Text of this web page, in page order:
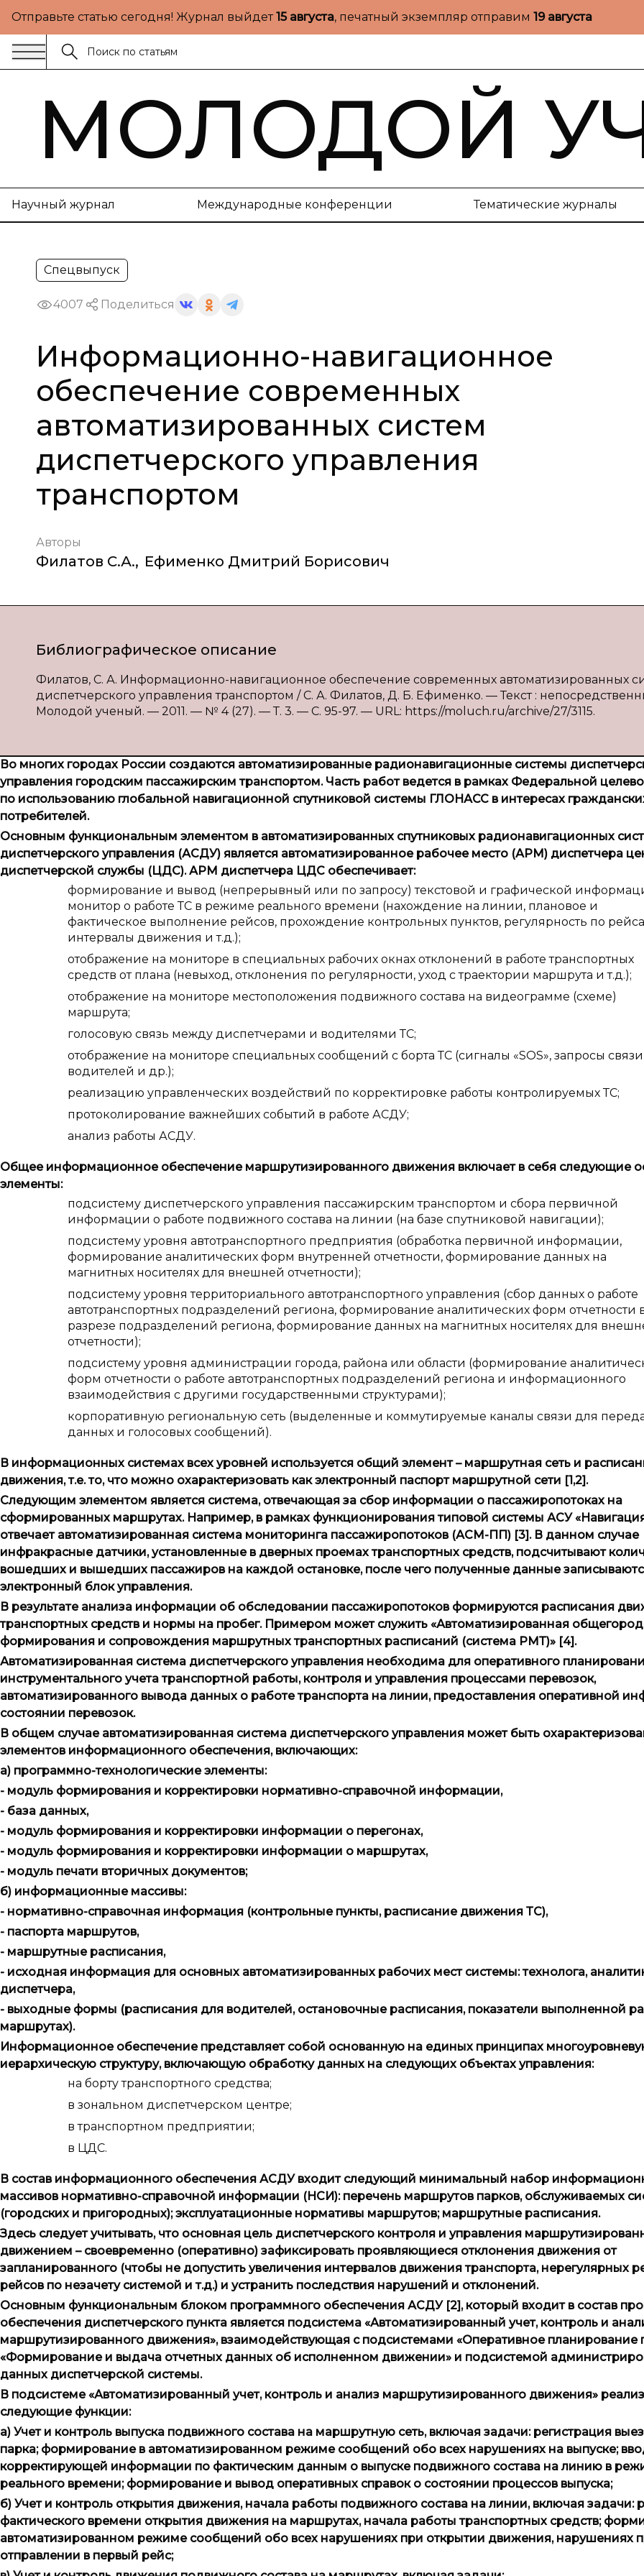
Отправьте статью сегодня! Журнал выйдет15 августа, печатный экземпляр отправим 19 августа
МОЛОДОЙ
Научный журнал Международные конференции Тематические журналы
Спецвыпуск
4007 Поделиться
Информационно-навигационное
обеспечение современных
автоматизированных систем
диспетчерского управления
транспортом
Авторы
Филатов С.А., Ефименко Дмитрий Борисович
Библиографическое описание
Филатов, С. А. Информационно-навигационное обеспечение современных автоматизированных
диспетчерского управления транспортом / С. А. Филатов, Д. Б. Ефименко. — Текст :
Молодой ученый. — 2011. — № 4 (27). — Т. 3. — С. 95-97. — URL: https://moluch.ru/archive/27/3115.
Во многих городах России создаются автоматизированные радионавигационные системы
управления городским пассажирским транспортом. Часть работ ведется в рамках Федеральной
по использованию глобальной навигационной спутниковой системы ГЛОНАСС в интересах
потребителей.
Основным функциональным элементом в автоматизированных спутниковых радионавигационных
диспетчерского управления (АСДУ) является автоматизированное рабочее место (АРМ) диспетчера
диспетчерской службы (ЦДС). АРМ диспетчера ЦДС обеспечивает:
формирование и вывод (непрерывный или по запросу) текстовой и графической
монитор о работе ТС в режиме реального времени (нахождение на линии, плановое и
фактическое выполнение рейсов, прохождение контрольных пунктов, регулярность по
интервалы движения и т.д.);
отображение на мониторе в специальных рабочих окнах отклонений в работе транспортных
средств от плана (невыход, отклонения по регулярности, уход с траектории маршрута и т.д.);
отображение на мониторе местоположения подвижного состава на видеограмме (схеме)
маршрута;
голосовую связь между диспетчерами и водителями ТС;
отображение на мониторе специальных сообщений с борта ТС (сигналы «SOS», запросы связи
водителей и др.);
реализацию управленческих воздействий по корректировке работы контролируемых ТС;
протоколирование важнейших событий в работе АСДУ;
анализ работы АСДУ.
Общее информационное обеспечение маршрутизированного движения включает в себя следующие
элементы:
подсистему диспетчерского управления пассажирским транспортом и сбора первичной
информации о работе подвижного состава на линии (на базе спутниковой навигации);
подсистему уровня автотранспортного предприятия (обработка первичной информации,
формирование аналитических форм внутренней отчетности, формирование данных на
магнитных носителях для внешней отчетности);
подсистему уровня территориального автотранспортного управления (сбор данных о работе
автотранспортных подразделений региона, формирование аналитических форм отчетности
разрезе подразделений региона, формирование данных на магнитных носителях для
отчетности);
подсистему уровня администрации города, района или области (формирование
форм отчетности о работе автотранспортных подразделений региона и информационного
взаимодействия с другими государственными структурами);
корпоративную региональную сеть (выделенные и коммутируемые каналы связи для
данных и голосовых сообщений).
В информационных системах всех уровней используется общий элемент – маршрутная сеть и
движения, т.е. то, что можно охарактеризовать как электронный паспорт маршрутной сети [1,2].
Следующим элементом является система, отвечающая за сбор информации о пассажиропотоках на
сформированных маршрутах. Например, в рамках функционирования типовой системы АСУ
отвечает автоматизированная система мониторинга пассажиропотоков (АСМ-ПП) [3]. В данном случае
инфракрасные датчики, установленные в дверных проемах транспортных средств, подсчитывают
вошедших и вышедших пассажиров на каждой остановке, после чего полученные данные
электронный блок управления.
В результате анализа информации об обследовании пассажиропотоков формируются расписания
транспортных средств и нормы на пробег. Примером может служить «Автоматизированная
формирования и сопровождения маршрутных транспортных расписаний (система РМТ)» [4].
Автоматизированная система диспетчерского управления необходима для оперативного
инструментального учета транспортной работы, контроля и управления процессами перевозок,
автоматизированного вывода данных о работе транспорта на линии, предоставления оперативной
состоянии перевозок.
В общем случае автоматизированная система диспетчерского управления может быть
элементов информационного обеспечения, включающих:
а) программно-технологические элементы:
- модуль формирования и корректировки нормативно-справочной информации,
- база данных,
- модуль формирования и корректировки информации о перегонах,
- модуль формирования и корректировки информации о маршрутах,
- модуль печати вторичных документов;
б) информационные массивы:
- нормативно-справочная информация (контрольные пункты, расписание движения ТС),
- паспорта маршрутов,
- маршрутные расписания,
- исходная информация для основных автоматизированных рабочих мест системы: технолога,
диспетчера,
- выходные формы (расписания для водителей, остановочные расписания, показатели выполненной
маршрутах).
Информационное обеспечение представляет собой основанную на единых принципах
иерархическую структуру, включающую обработку данных на следующих объектах управления:
на борту транспортного средства;
в зональном диспетчерском центре;
в транспортном предприятии;
в ЦДС.
В состав информационного обеспечения АСДУ входит следующий минимальный набор
массивов нормативно-справочной информации (НСИ): перечень маршрутов парков, обслуживаемых
(городских и пригородных); эксплуатационные нормативы маршрутов; маршрутные расписания.
Здесь следует учитывать, что основная цель диспетчерского контроля и управления
движением – своевременно (оперативно) зафиксировать проявляющиеся отклонения движения от
запланированного (чтобы не допустить увеличения интервалов движения транспорта, нерегулярных
рейсов по незачету системой и т.д.) и устранить последствия нарушений и отклонений.
Основным функциональным блоком программного обеспечения АСДУ [2], который входит в состав
обеспечения диспетчерского пункта является подсистема «Автоматизированный учет, контроль и
маршрутизированного движения», взаимодействующая с подсистемами «Оперативное планирование
«Формирование и выдача отчетных данных об исполненном движении» и подсистемой
данных диспетчерской системы.
В подсистеме «Автоматизированный учет, контроль и анализ маршрутизированного движения»
следующие функции:
а) Учет и контроль выпуска подвижного состава на маршрутную сеть, включая задачи: регистрация
парка; формирование в автоматизированном режиме сообщений обо всех нарушениях на выпуске;
корректирующей информации по фактическим данным о выпуске подвижного состава на линию в
реального времени; формирование и вывод оперативных справок о состоянии процессов выпуска;
б) Учет и контроль открытия движения, начала работы подвижного состава на линии, включая задачи:
фактического времени открытия движения на маршрутах, начала работы транспортных средств;
автоматизированном режиме сообщений обо всех нарушениях при открытии движения, нарушениях
отправлении в первый рейс;